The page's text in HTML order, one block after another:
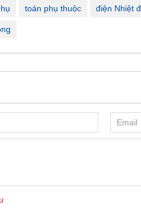
toán phụ thuộc điện Nhiệt